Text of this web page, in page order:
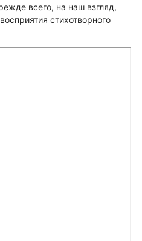
всего, на наш взгляд,
стихотворного